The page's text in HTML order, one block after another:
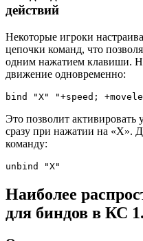
действий
Некоторые игроки
цепочки команд, что
одним нажатием клавиши.
движение одновременно:
bind "X" "+speed;
Это позволит активировать
сразу при нажатии на «X».
команду:
unbind "X"
Наиболее
для биндов в КС